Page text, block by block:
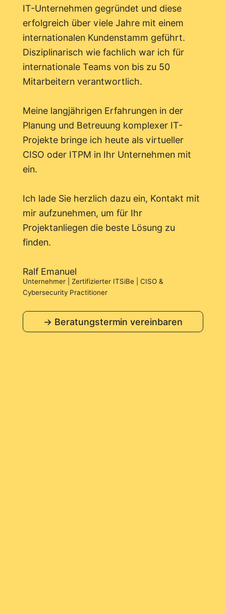
IT-Unternehmen gegründet und diese
erfolgreich über viele Jahre mit einem
internationalen Kundenstamm geführt.
Disziplinarisch wie fachlich war ich für
internationale Teams von bis zu 50
Mitarbeitern verantwortlich.
Meine langjährigen Erfahrungen in der
Planung und Betreuung komplexer IT-
Projekte bringe ich heute als virtueller
CISO oder ITPM in Ihr Unternehmen mit
ein.
Ich lade Sie herzlich dazu ein, Kontakt mit
mir aufzunehmen, um für Ihr
Projektanliegen die beste Lösung zu
finden.
Ralf Emanuel
Unternehmer | Zertifizierter ITSiBe | CISO &
Cybersecurity Practitioner
→ Beratungstermin vereinbaren